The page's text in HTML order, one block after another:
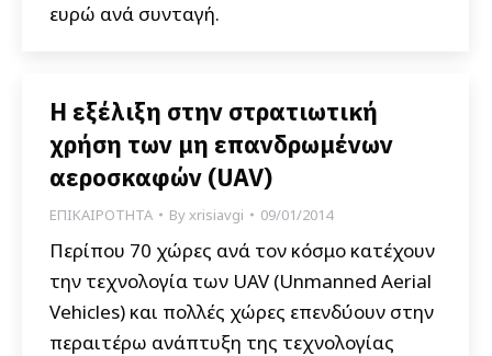
ευρώ ανά συνταγή.
Η εξέλιξη στην στρατιωτική
χρήση των μη επανδρωμένων
αεροσκαφών (UAV)
ΕΠΙΚΑΙΡΟΤΗΤΑ Byxrisiavgi 09/01/2014
Περίπου 70 χώρες ανά τον κόσμο κατέχουν
την τεχνολογία των UAV (Unmanned Aerial
Vehicles) και πολλές χώρες επενδύουν στην
περαιτέρω ανάπτυξη της τεχνολογίας